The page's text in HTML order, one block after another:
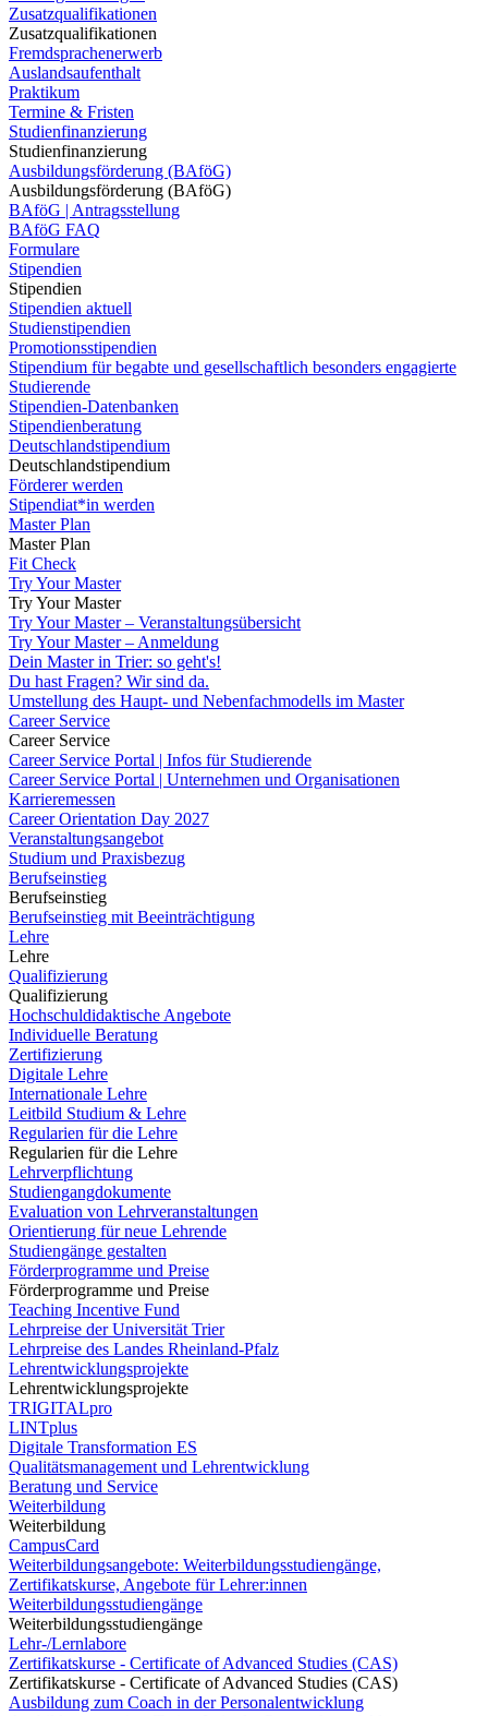
Zusatzqualifikationen
Zusatzqualifikationen
Fremdsprachenerwerb
Auslandsaufenthalt
Praktikum
Termine & Fristen
Studienfinanzierung
Studienfinanzierung
Ausbildungsförderung (BAföG)
Ausbildungsförderung (BAföG)
BAföG | Antragsstellung
BAföG FAQ
Formulare
Stipendien
Stipendien
Stipendien aktuell
Studienstipendien
Promotionsstipendien
Stipendium für begabte und gesellschaftlich besonders engagierte
Studierende
Stipendien-Datenbanken
Stipendienberatung
Deutschlandstipendium
Deutschlandstipendium
Förderer werden
Stipendiat*in werden
Master Plan
Master Plan
Fit Check
Try Your Master
Try Your Master
Try Your Master – Veranstaltungsübersicht
Try Your Master – Anmeldung
Dein Master in Trier: so geht's!
Du hast Fragen? Wir sind da.
Umstellung des Haupt- und Nebenfachmodells im Master
Career Service
Career Service
Career Service Portal | Infos für Studierende
Career Service Portal | Unternehmen und Organisationen
Karrieremessen
Career Orientation Day 2027
Veranstaltungsangebot
Studium und Praxisbezug
Berufseinstieg
Berufseinstieg
Berufseinstieg mit Beeinträchtigung
Lehre
Lehre
Qualifizierung
Qualifizierung
Hochschuldidaktische Angebote
Individuelle Beratung
Zertifizierung
Digitale Lehre
Internationale Lehre
Leitbild Studium & Lehre
Regularien für die Lehre
Regularien für die Lehre
Lehrverpflichtung
Studiengangdokumente
Evaluation von Lehrveranstaltungen
Orientierung für neue Lehrende
Studiengänge gestalten
Förderprogramme und Preise
Förderprogramme und Preise
Teaching Incentive Fund
Lehrpreise der Universität Trier
Lehrpreise des Landes Rheinland-Pfalz
Lehrentwicklungsprojekte
Lehrentwicklungsprojekte
TRIGITALpro
LINTplus
Digitale Transformation ES
Qualitätsmanagement und Lehrentwicklung
Beratung und Service
Weiterbildung
Weiterbildung
CampusCard
Weiterbildungsangebote: Weiterbildungsstudiengänge,
Zertifikatskurse, Angebote für Lehrer:innen
Weiterbildungsstudiengänge
Weiterbildungsstudiengänge
Lehr-/Lernlabore
Zertifikatskurse - Certificate of Advanced Studies (CAS)
Zertifikatskurse - Certificate of Advanced Studies (CAS)
Ausbildung zum Coach in der Personalentwicklung